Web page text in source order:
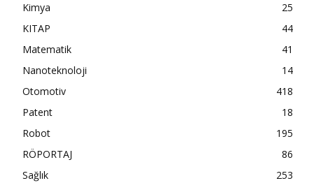
Kimya
25
KITAP
44
Matematik
41
Nanoteknoloji
14
Otomotiv
418
Patent
18
Robot
195
RÖPORTAJ
86
Sağlık
253